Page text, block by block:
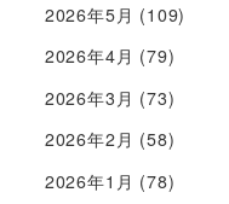
2026年5月 (109)
2026年4月 (79)
2026年3月 (73)
2026年2月 (58)
2026年1月 (78)